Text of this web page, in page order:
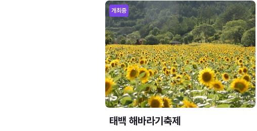
개최중
태백 해바라기축제